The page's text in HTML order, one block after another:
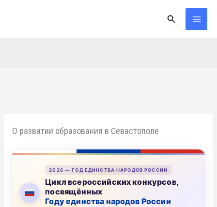
Поиск
О развитии образования в Севастополе
2026 — ГОД ЕДИНСТВА НАРОДОВ РОССИИ
Цикл всероссийских конкурсов,
посвящённых
Году единства народов России